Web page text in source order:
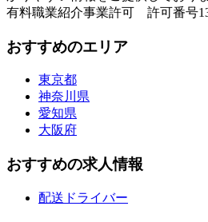
有料職業紹介事業許可 許可番号
おすすめのエリア
東京都
神奈川県
愛知県
大阪府
おすすめの求人情報
配送ドライバー